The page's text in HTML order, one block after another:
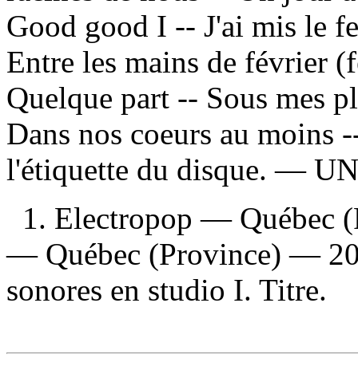
Good good I -- J'ai mis le
Entre les mains de février
Quelque part -- Sous mes
Dans nos coeurs au
l'étiquette du disque. —
1. Electropop — Québec
— Québec (Province) —
sonores en studio I. Titre.